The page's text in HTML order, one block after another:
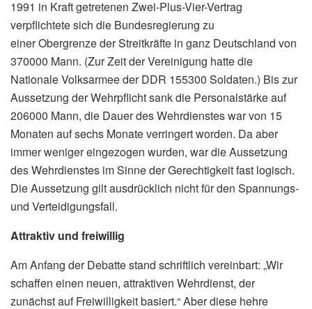
1991 in Kraft getretenen Zwei-Plus-Vier-Vertrag
verpflichtete sich die Bundesregierung zu
einer Obergrenze der Streitkräfte in ganz Deutschland von
370000 Mann. (Zur Zeit der Vereinigung hatte die
Nationale Volksarmee der DDR 155300 Soldaten.) Bis zur
Aussetzung der Wehrpflicht sank die Personalstärke auf
206000 Mann, die Dauer des Wehrdienstes war von 15
Monaten auf sechs Monate verringert worden. Da aber
immer weniger eingezogen wurden, war die Aussetzung
des Wehrdienstes im Sinne der Gerechtigkeit fast logisch.
Die Aussetzung gilt ausdrücklich nicht für den Spannungs-
und Verteidigungsfall.
Attraktiv und freiwillig
Am Anfang der Debatte stand schriftlich vereinbart: „Wir
schaffen einen neuen, attraktiven Wehrdienst, der
zunächst auf Freiwilligkeit basiert.“ Aber diese hehre